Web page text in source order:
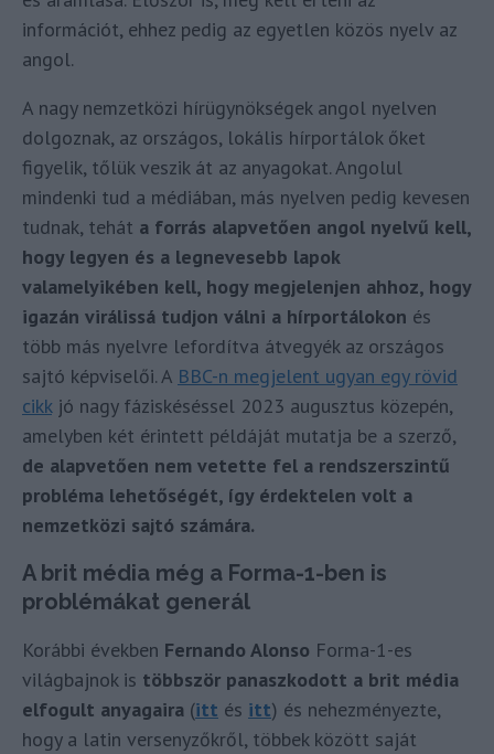
információt, ehhez pedig az egyetlen közös nyelv az
angol.
A nagy nemzetközi hírügynökségek angol nyelven
dolgoznak, az országos, lokális hírportálok őket
figyelik, tőlük veszik át az anyagokat. Angolul
mindenki tud a médiában, más nyelven pedig kevesen
tudnak, tehát a forrás alapvetően angol nyelvű kell,
hogy legyen és a legnevesebb lapok
valamelyikében kell, hogy megjelenjen ahhoz, hogy
igazán virálissá tudjon válni a hírportálokon és
több más nyelvre lefordítva átvegyék az országos
sajtó képviselői. A BBC-n megjelent ugyan egy rövid
cikkjó nagy fáziskéséssel 2023 augusztus közepén,
amelyben két érintett példáját mutatja be a szerző,
de alapvetően nem vetette fel a rendszerszintű
probléma lehetőségét, így érdektelen volt a
nemzetközi sajtó számára.
A brit média még a Forma-1-ben is
problémákat generál
Korábbi években Fernando Alonso Forma-1-es
világbajnok is többször panaszkodott a brit média
elfogult anyagaira (itt és itt) és nehezményezte,
hogy a latin versenyzőkről, többek között saját